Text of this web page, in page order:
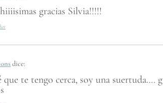
gracias Silvia!!!!!
dice:
que te tengo cerca, soy una suertuda….